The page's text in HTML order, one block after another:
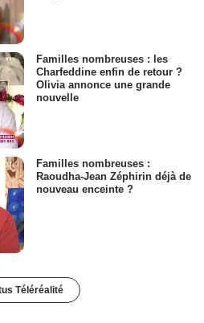
Familles nombreuses : les
Charfeddine enfin de retour ?
Olivia annonce une grande
nouvelle
Familles nombreuses :
Raoudha-Jean Zéphirin déjà de
nouveau enceinte ?
Téléréalité